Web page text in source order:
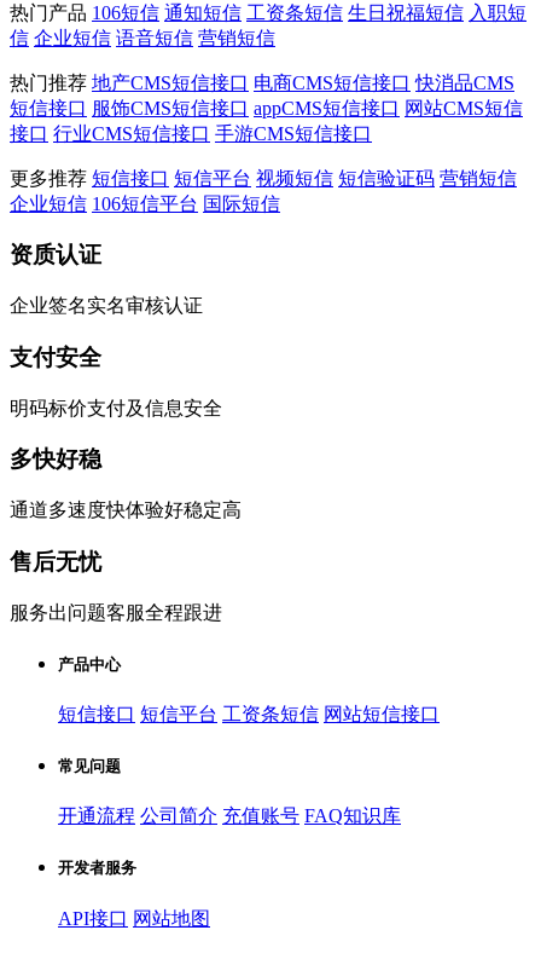
热门产品 106短信 通知短信 工资条短信 生日祝福短信 入职短
信 企业短信 语音短信 营销短信
热门推荐 地产CMS短信接口 电商CMS短信接口 快消品CMS
短信接口 服饰CMS短信接口 appCMS短信接口 网站CMS短信
接口 行业CMS短信接口 手游CMS短信接口
更多推荐 短信接口 短信平台 视频短信 短信验证码 营销短信
企业短信 106短信平台 国际短信
资质认证
企业签名实名审核认证
支付安全
明码标价支付及信息安全
多快好稳
通道多速度快体验好稳定高
售后无忧
服务出问题客服全程跟进
产品中心
短信接口 短信平台 工资条短信 网站短信接口
常见问题
开通流程 公司简介 充值账号 FAQ知识库
开发者服务
API接口 网站地图